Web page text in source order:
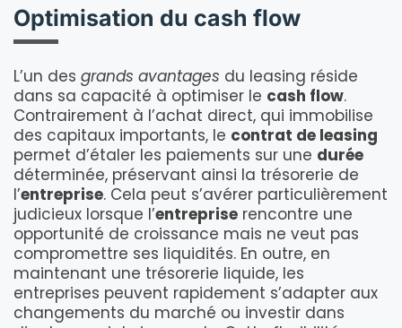
Optimisation du cash flow
L’un des grands avantages du leasing réside
dans sa capacité à optimiser le cash flow.
Contrairement à l’achat direct, qui immobilise
des capitaux importants, le contrat de leasing
permet d’étaler les paiements sur une durée
déterminée, préservant ainsi la trésorerie de
l’entreprise. Cela peut s’avérer particulièrement
judicieux lorsque l’entreprise rencontre une
opportunité de croissance mais ne veut pas
compromettre ses liquidités. En outre, en
maintenant une trésorerie liquide, les
entreprises peuvent rapidement s’adapter aux
changements du marché ou investir dans